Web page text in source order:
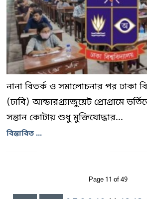
নানা বিতর্ক ও সমালোচনার পর ঢাকা
(ঢাবি) আন্ডারগ্র্যাজুয়েট প্রোগ্রামে
সন্তান কোটায় শুধু মুক্তিযোদ্ধার...
বিস্তারিত ...
Page 11 of 49